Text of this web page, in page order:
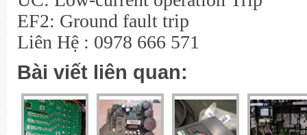
EF2: Ground fault trip
Liên Hệ : 0978 666 571
Bài viết liên quan: